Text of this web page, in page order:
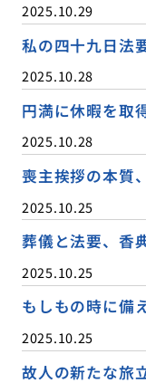
2025.10.29
私の四十九日法
2025.10.28
円満に休暇を取
2025.10.28
喪主挨拶の本質
2025.10.25
葬儀と法要、香
2025.10.25
もしもの時に備
2025.10.25
故人の新たな旅